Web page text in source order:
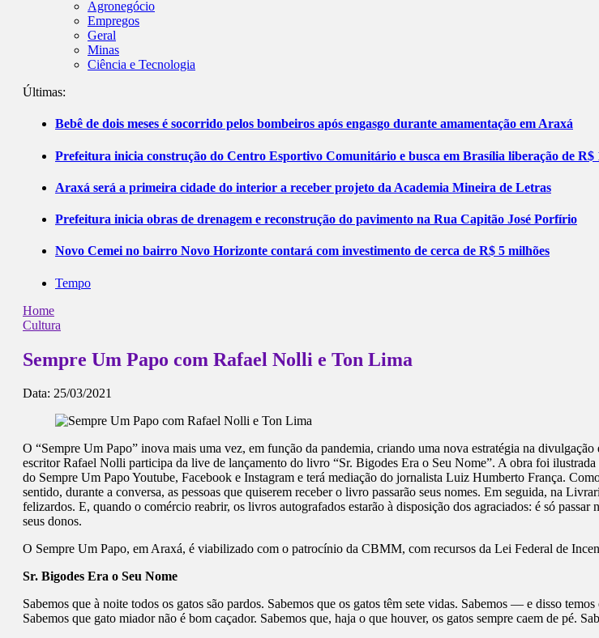
Agronegócio
Empregos
Geral
Minas
Ciência e Tecnologia
Últimas:
Bebê de dois meses é socorrido pelos bombeiros após engasgo durante amamentação em Araxá
Prefeitura inicia construção do Centro Esportivo Comunitário e busca em Brasília liberação de
Araxá será a primeira cidade do interior a receber projeto da Academia Mineira de Letras
Prefeitura inicia obras de drenagem e reconstrução do pavimento na Rua Capitão José Porfírio
Novo Cemei no bairro Novo Horizonte contará com investimento de cerca de R$ 5 milhões
Tempo
Home
Cultura
Sempre Um Papo com Rafael Nolli e Ton Lima
Data: 25/03/2021
O “Sempre Um Papo” inova mais uma vez, em função da pandemia, criando uma nova estratégia na
escritor Rafael Nolli participa da live de lançamento do livro “Sr. Bigodes Era o Seu Nome”. A obra foi
do Sempre Um Papo Youtube, Facebook e Instagram e terá mediação do jornalista Luiz Humberto França.
sentido, durante a conversa, as pessoas que quiserem receber o livro passarão seus nomes. Em seguida, na
felizardos. E, quando o comércio reabrir, os livros autografados estarão à disposição dos agraciados: é só
seus donos.
O Sempre Um Papo, em Araxá, é viabilizado com o patrocínio da CBMM, com recursos da Lei Federal de
Sr. Bigodes Era o Seu Nome
Sabemos que à noite todos os gatos são pardos. Sabemos que os gatos têm sete vidas. Sabemos — e disso
Sabemos que gato miador não é bom caçador. Sabemos que, haja o que houver, os gatos sempre caem de pé.